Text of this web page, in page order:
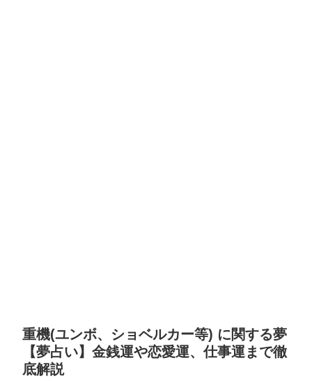
重機(ユンボ、ショベルカー等) に関する夢
【夢占い】金銭運や恋愛運、仕事運まで徹
底解説